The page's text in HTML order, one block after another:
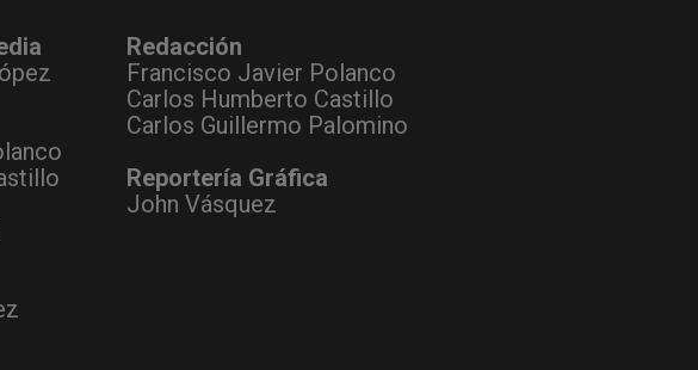
Redacción
Francisco Javier Polanco
Carlos Humberto Castillo
Carlos Guillermo Palomino
Reportería Gráfica
John Vásquez